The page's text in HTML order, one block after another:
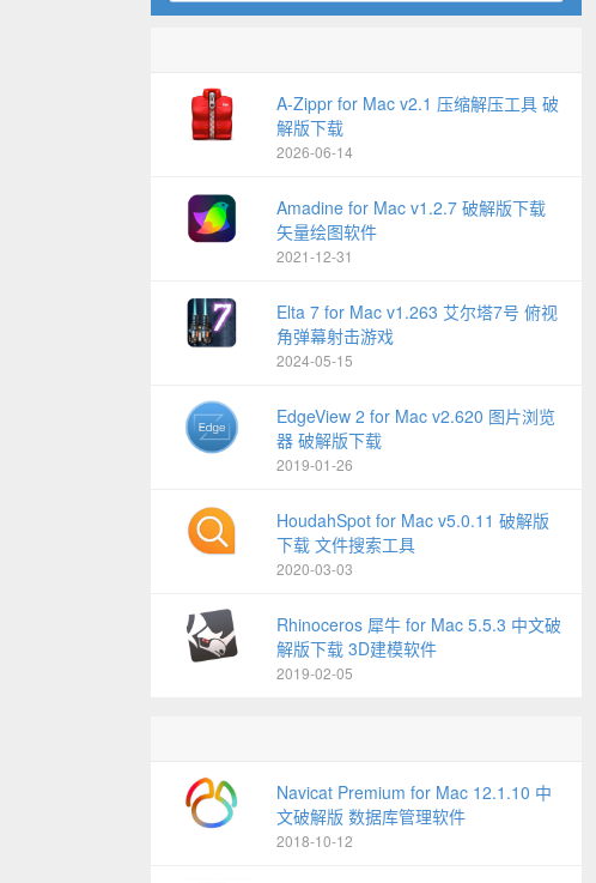
A-Zippr for Mac v2.1 压缩解压工具 破
解版下载
2026-06-14
Amadine for Mac v1.2.7 破解版下载
矢量绘图软件
2021-12-31
Elta 7 for Mac v1.263 艾尔塔7号 俯视
角弹幕射击游戏
2024-05-15
EdgeView 2 for Mac v2.620 图片浏览
器 破解版下载
2019-01-26
HoudahSpot for Mac v5.0.11 破解版
下载 文件搜索工具
2020-03-03
Rhinoceros 犀牛 for Mac 5.5.3 中文破
解版下载 3D建模软件
2019-02-05
Navicat Premium for Mac 12.1.10 中
文破解版 数据库管理软件
2018-10-12